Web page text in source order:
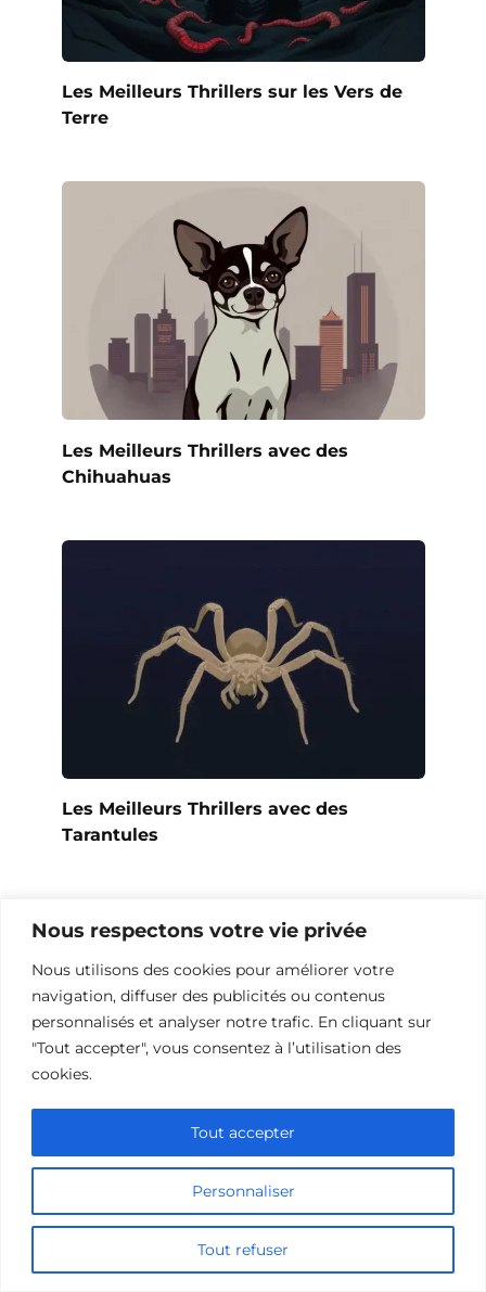
Nous respectons votre vie privée
Nous utilisons des cookies pour améliorer votre
navigation, diffuser des publicités ou contenus
personnalisés et analyser notre trafic. En cliquant sur
"Tout accepter", vous consentez à l’utilisation des
cookies.
Personnaliser
Tout refuser
Tout accepter
Les Meilleurs Thrillers sur les Vers de
Terre
Les Meilleurs Thrillers avec des
Chihuahuas
Les Meilleurs Thrillers avec des
Tarantules
Les Meilleurs Thrillers avec des Tortues